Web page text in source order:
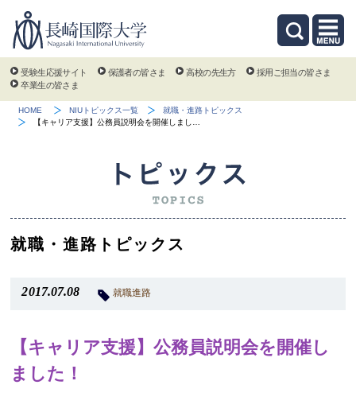
受験生応援サイト 保護者の皆さま 高校の先生方
採用ご担当の皆さま
卒業生の皆さま
HOME NIUトピックス一覧
就職・進路トピックス
【キャリア支援】公務員説明会を開催しまし…
就職・進路トピックス
2017.07.08 就職進路
【キャリア支援】公務員説明会を開催し
ました！